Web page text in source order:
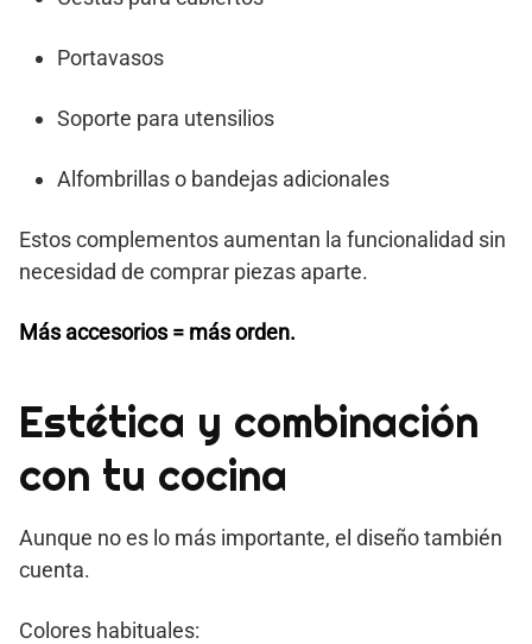
Portavasos
Soporte para utensilios
Alfombrillas o bandejas adicionales
Estos complementos aumentan la funcionalidad sin
necesidad de comprar piezas aparte.
Más accesorios = más orden.
Estética y combinación
con tu cocina
Aunque no es lo más importante, el diseño también
cuenta.
Colores habituales: